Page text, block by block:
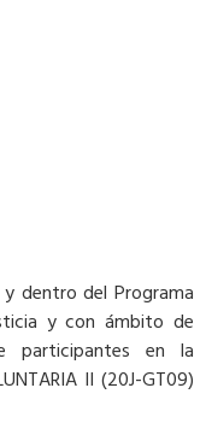
dentro del Programa
y con ámbito de
participantes en la
II (20J-GT09)